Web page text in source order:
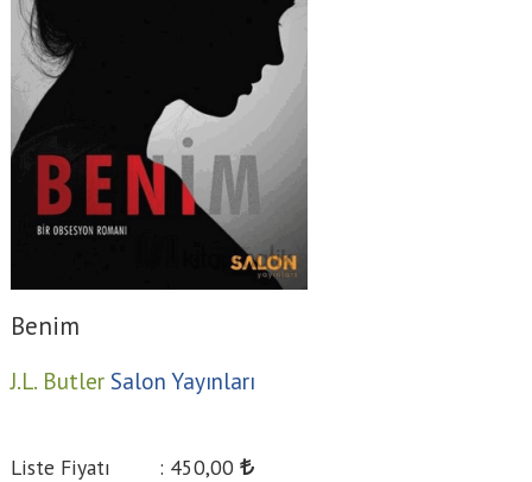
Benim
J.L. Butler Salon Yayınları
Liste Fiyatı : 450,00